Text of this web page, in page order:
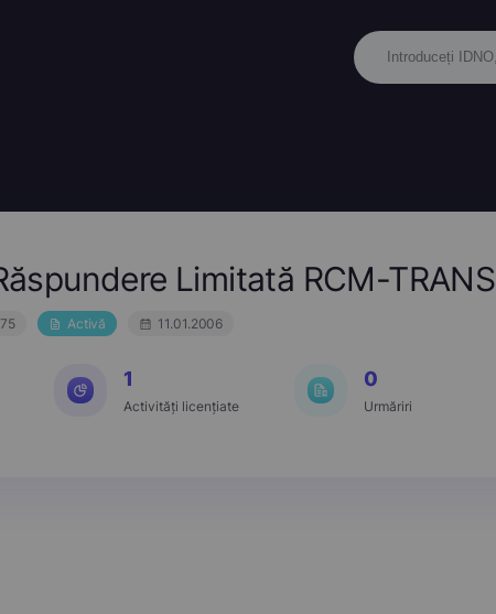
Limitată RCM-TRANS
Activă 11.01.2006
1
Activități licențiate
0
Urmăriri